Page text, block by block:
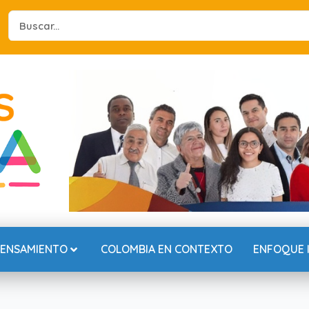
Search
...
COLOMBIA EN CONTEXTO ENFOQUE